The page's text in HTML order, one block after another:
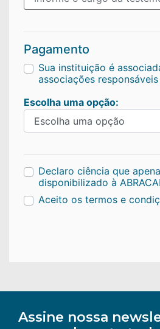
Pagamento
Sua instituição é
associações
Escolha uma opção:
Declaro ciência que
disponibilizado à
Aceito os termos e
Assine nossa